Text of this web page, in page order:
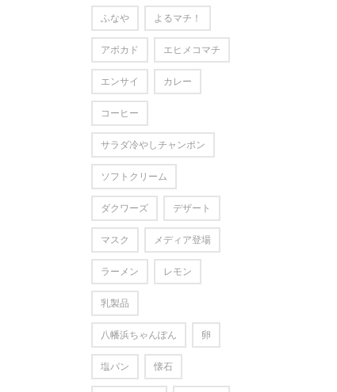
ふなや よるマチ！
アボカド エヒメコマチ
エンサイ カレー
コーヒー
サラダ冷やしチャンポン
ソフトクリーム
ダクワーズ デザート
マスク メディア登場
ラーメン レモン
乳製品
八幡浜ちゃんぽん 卵
塩パン 懐石